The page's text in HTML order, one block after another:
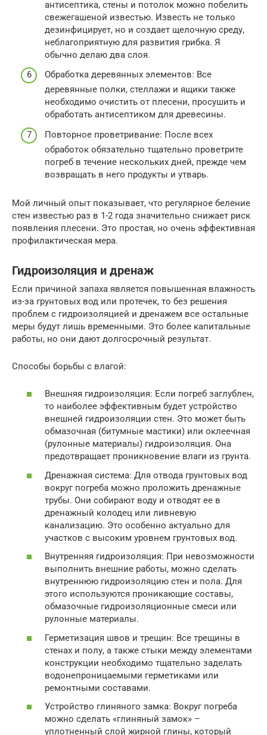
антисептика, стены и потолок можно побелить
свежегашеной известью. Известь не только
дезинфицирует, но и создает щелочную среду,
неблагоприятную для развития грибка. Я
обычно делаю два слоя.
Обработка деревянных элементов: Все
деревянные полки, стеллажи и ящики также
необходимо очистить от плесени, просушить и
обработать антисептиком для древесины.
Повторное проветривание: После всех
обработок обязательно тщательно проветрите
погреб в течение нескольких дней, прежде чем
возвращать в него продукты и утварь.
Мой личный опыт показывает, что регулярное беление
стен известью раз в 1-2 года значительно снижает риск
появления плесени. Это простая, но очень эффективная
профилактическая мера.
Гидроизоляция и дренаж
Если причиной запаха является повышенная влажность
из-за грунтовых вод или протечек, то без решения
проблем с гидроизоляцией и дренажем все остальные
меры будут лишь временными. Это более капитальные
работы, но они дают долгосрочный результат.
Способы борьбы с влагой:
Внешняя гидроизоляция: Если погреб заглублен,
то наиболее эффективным будет устройство
внешней гидроизоляции стен. Это может быть
обмазочная (битумные мастики) или оклеечная
(рулонные материалы) гидроизоляция. Она
предотвращает проникновение влаги из грунта.
Дренажная система: Для отвода грунтовых вод
вокруг погреба можно проложить дренажные
трубы. Они собирают воду и отводят ее в
дренажный колодец или ливневую
канализацию. Это особенно актуально для
участков с высоким уровнем грунтовых вод.
Внутренняя гидроизоляция: При невозможности
выполнить внешние работы, можно сделать
внутреннюю гидроизоляцию стен и пола. Для
этого используются проникающие составы,
обмазочные гидроизоляционные смеси или
рулонные материалы.
Герметизация швов и трещин: Все трещины в
стенах и полу, а также стыки между элементами
конструкции необходимо тщательно заделать
водонепроницаемыми герметиками или
ремонтными составами.
Устройство глиняного замка: Вокруг погреба
можно сделать «глиняный замок» –
уплотненный слой жирной глины, который